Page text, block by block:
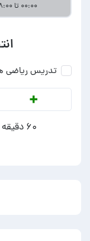
۰۰:۰۰ تا ۸:۰۰
تدریس ریاضی
+
۶۰ دقیقه